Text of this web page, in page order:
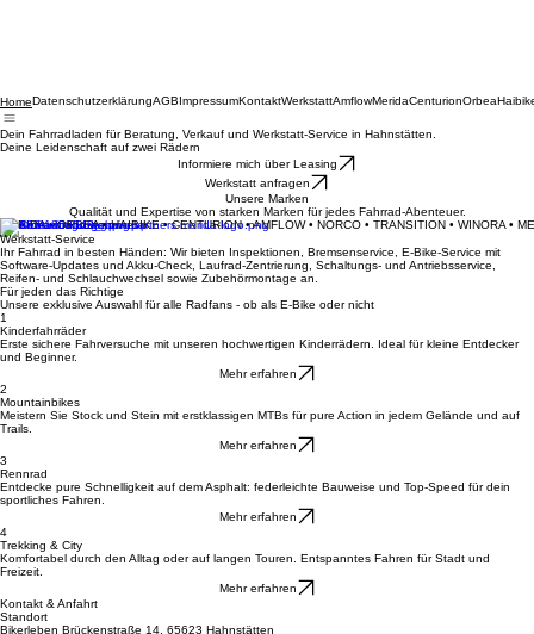
HomeDatenschutzerklärungAGB ImpressumKontaktWerkstattAmflowMeridaCenturion
Dein Fahrradladen für Beratung, Verkauf und Werkstatt-Service in Hahnstätten.
Informiere mich über Leasing
Werkstatt anfragen
Qualität und Expertise von starken Marken für jedes Fahrrad-Abenteuer.
MERIDA • ORBEA • HAIBIKE • CENTURION • AMFLOW • NORCO • TRANSITION • WINORA •
Werkstatt-Service
Ihr Fahrrad in besten Händen: Wir bieten Inspektionen, Bremsenservice, E-Bike-Service mit
Software-Updates und Akku-Check, Laufrad-Zentrierung, Schaltungs- und Antriebsservice,
Reifen- und Schlauchwechsel sowie Zubehörmontage an.
Für jeden das Richtige
Unsere exklusive Auswahl für alle Radfans - ob als E-Bike oder nicht
1
Erste sichere Fahrversuche mit unseren hochwertigen Kinderrädern. Ideal für kleine Entdecker
und Beginner.
Mehr erfahren
2
Meistern Sie Stock und Stein mit erstklassigen MTBs für pure Action in jedem Gelände und auf
Trails.
Mehr erfahren
3
Entdecke pure Schnelligkeit auf dem Asphalt: federleichte Bauweise und Top-Speed für dein
sportliches Fahren.
Mehr erfahren
4
Komfortabel durch den Alltag oder auf langen Touren. Entspanntes Fahren für Stadt und
Freizeit.
Mehr erfahren